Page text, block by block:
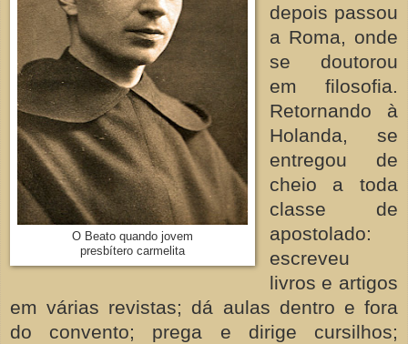
O Beato quando jovem
presbítero carmelita
depois passou
a Roma, onde
se doutorou
em filosofia.
Retornando à
Holanda, se
entregou de
cheio a toda
classe de
apostolado:
escreveu
livros e artigos
em várias revistas; dá aulas dentro e fora
do convento; prega e dirige cursilhos;